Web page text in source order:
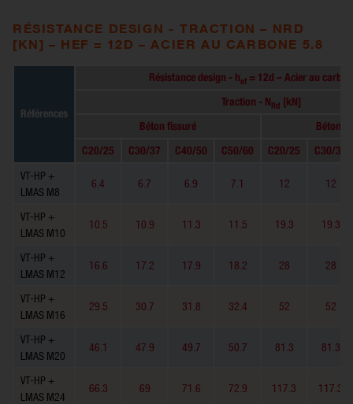
RÉSISTANCE DESIGN - TRACTION – NRD
[KN] – HEF = 12D – ACIER AU CARBONE 5.8
Références
Résistance design - hef= 12d – Acier au
Traction - NRd [kN]
Béton fissuré
Béton
C20/25
C30/37 C40/50 C50/60 C20/25 C30/37
VT-HP +
LMAS M8
6.4 6.7 6.9 7.1 12 12
VT-HP +
LMAS M10
10.5 10.9 11.3 11.5 19.3 19.3
VT-HP +
LMAS M12
16.6 17.2 17.9 18.2 28 28
VT-HP +
LMAS M16
29.5 30.7 31.8 32.4 52 52
VT-HP +
LMAS M20
46.1 47.9 49.7 50.7 81.3 81.3
VT-HP +
LMAS M24
66.3 69 71.6 72.9 117.3 117.3